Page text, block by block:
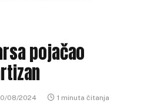
pojačao
08/2024 1 minuta čitanja